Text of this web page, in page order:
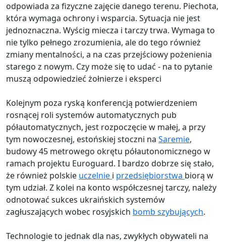
odpowiada za fizyczne zajęcie danego terenu. Piechota,
która wymaga ochrony i wsparcia. Sytuacja nie jest
jednoznaczna. Wyścig miecza i tarczy trwa. Wymaga to
nie tylko pełnego zrozumienia, ale do tego również
zmiany mentalności, a na czas przejściowy pożenienia
starego z nowym. Czy może się to udać - na to pytanie
muszą odpowiedzieć żołnierze i eksperci
Kolejnym poza ryską konferencją potwierdzeniem
rosnącej roli systemów automatycznych pub
półautomatycznych, jest rozpoczęcie w małej, a przy
tym nowoczesnej, estońskiej stoczni na Saremie,
budowy 45 metrowego okrętu półautonomicznego w
ramach projektu Euroguard. I bardzo dobrze się stało,
że również polskie uczelnie i przedsiębiorstwa biorą w
tym udział. Z kolei na konto współczesnej tarczy, należy
odnotować sukces ukraińskich systemów
zagłuszających wobec rosyjskich bomb szybujących.
Technologie to jednak dla nas, zwykłych obywateli na